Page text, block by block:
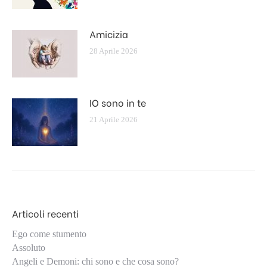
Amicizia
28 Aprile 2026
IO sono in te
21 Aprile 2026
Articoli recenti
Ego come stumento
Assoluto
Angeli e Demoni: chi sono e che cosa sono?